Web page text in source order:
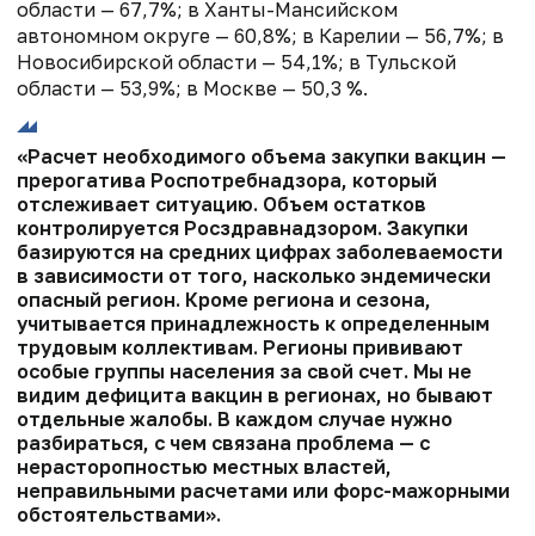
области — 67,7%; в Ханты-Мансийском
автономном округе — 60,8%; в Карелии — 56,7%; в
Новосибирской области — 54,1%; в Тульской
области — 53,9%; в Москве — 50,3 %.
«Расчет необходимого объема закупки вакцин —
прерогатива Роспотребнадзора, который
отслеживает ситуацию. Объем остатков
контролируется Росздравнадзором. Закупки
базируются на средних цифрах заболеваемости
в зависимости от того, насколько эндемически
опасный регион. Кроме региона и сезона,
учитывается принадлежность к определенным
трудовым коллективам. Регионы прививают
особые группы населения за свой счет. Мы не
видим дефицита вакцин в регионах, но бывают
отдельные жалобы. В каждом случае нужно
разбираться, с чем связана проблема — с
нерасторопностью местных властей,
неправильными расчетами или форс-мажорными
обстоятельствами».